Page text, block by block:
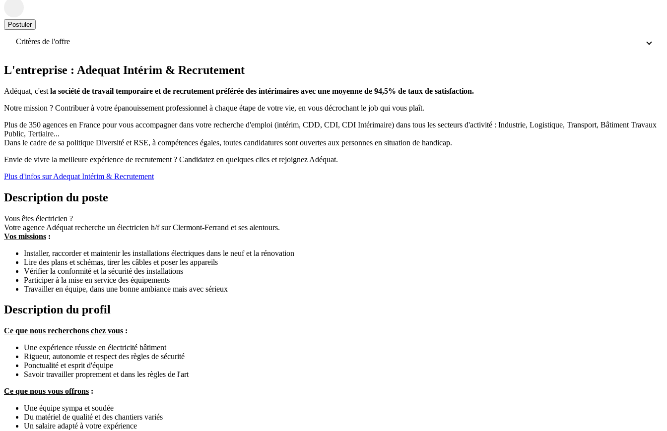
Postuler
Critères de l'offre
L'entreprise : Adequat Intérim & Recrutement
Adéquat, c'est la société de travail temporaire et de recrutement préférée des intérimaires avec une moyenne de 94,5% de taux de satisfaction.
Notre mission ? Contribuer à votre épanouissement professionnel à chaque étape de votre vie, en vous décrochant le job qui vous plaît.
Plus de 350 agences en France pour vous accompagner dans votre recherche d'emploi (intérim, CDD, CDI, CDI Intérimaire) dans tous les secteurs d'activité : Industrie, Logistique, Transport, Bâtiment Travaux
Public, Tertiaire...
Dans le cadre de sa politique Diversité et RSE, à compétences égales, toutes candidatures sont ouvertes aux personnes en situation de handicap.
Envie de vivre la meilleure expérience de recrutement ? Candidatez en quelques clics et rejoignez Adéquat.
Plus d'infos sur Adequat Intérim & Recrutement
Description du poste
Vous êtes électricien ?
Votre agence Adéquat recherche un électricien h/f sur Clermont-Ferrand et ses alentours.
Vos missions :
Installer, raccorder et maintenir les installations électriques dans le neuf et la rénovation
Lire des plans et schémas, tirer les câbles et poser les appareils
Vérifier la conformité et la sécurité des installations
Participer à la mise en service des équipements
Travailler en équipe, dans une bonne ambiance mais avec sérieux
Description du profil
Ce que nous recherchons chez vous :
Une expérience réussie en électricité bâtiment
Rigueur, autonomie et respect des règles de sécurité
Ponctualité et esprit d'équipe
Savoir travailler proprement et dans les règles de l'art
Ce que nous vous offrons :
Une équipe sympa et soudée
Du matériel de qualité et des chantiers variés
Un salaire adapté à votre expérience